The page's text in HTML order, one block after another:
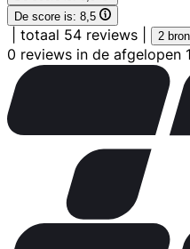
De score is: 8,5
totaal 54 reviews 2
0 reviews in de afgelopen